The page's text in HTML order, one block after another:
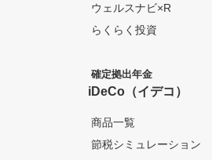
ウェルスナビ×R
らくらく投資
確定拠出年金
iDeCo（イデコ）
商品一覧
節税シミュレーション